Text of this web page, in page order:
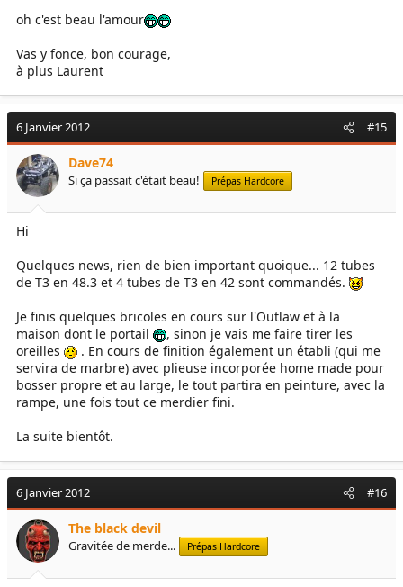
oh c'est beau l'amour
Vas y fonce, bon courage,
à plus Laurent
6 Janvier 2012 #15
Dave74
Si ça passait c'était beau! Prépas Hardcore
Hi
Quelques news, rien de bien important quoique... 12 tubes
de T3 en 48.3 et 4 tubes de T3 en 42 sont commandés.
Je finis quelques bricoles en cours sur l'Outlaw et à la
maison dont le portail
, sinon je vais me faire tirer les
oreilles
. En cours de finition également un établi (qui me
servira de marbre) avec plieuse incorporée home made pour
bosser propre et au large, le tout partira en peinture, avec la
rampe, une fois tout ce merdier fini.
La suite bientôt.
6 Janvier 2012 #16
The black devil
Gravitée de merde... Prépas Hardcore